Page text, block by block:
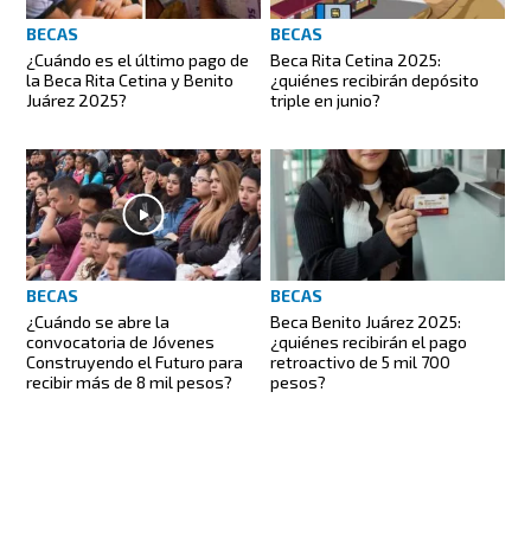
BECAS
¿Cuándo es el último pago de
la Beca Rita Cetina y Benito
Juárez 2025?
BECAS
Beca Rita Cetina 2025:
¿quiénes recibirán depósito
triple en junio?
BECAS
¿Cuándo se abre la
convocatoria de Jóvenes
Construyendo el Futuro para
recibir más de 8 mil pesos?
BECAS
Beca Benito Juárez 2025:
¿quiénes recibirán el pago
retroactivo de 5 mil 700
pesos?